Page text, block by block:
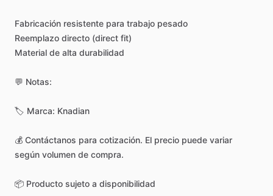
Fabricación resistente para trabajo pesado
Reemplazo directo (direct fit)
Material de alta durabilidad
💬 Notas:
🏷️ Marca: Knadian
💰 Contáctanos para cotización. El precio puede variar
según volumen de compra.
📦 Producto sujeto a disponibilidad